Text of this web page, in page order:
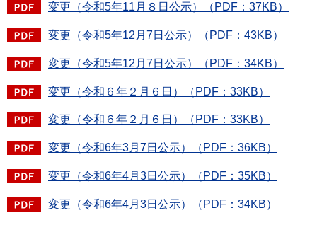
変更（令和5年11月８日公示）（PDF：37KB）
変更（令和5年12月7日公示）（PDF：43KB）
変更（令和5年12月7日公示）（PDF：34KB）
変更（令和６年２月６日）（PDF：33KB）
変更（令和６年２月６日）（PDF：33KB）
変更（令和6年3月7日公示）（PDF：36KB）
変更（令和6年4月3日公示）（PDF：35KB）
変更（令和6年4月3日公示）（PDF：34KB）